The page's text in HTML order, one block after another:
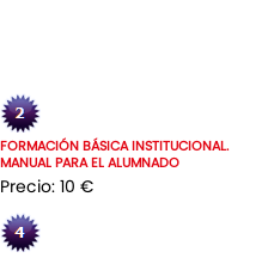
FORMACIÓN BÁSICA INSTITUCIONAL.
MANUAL PARA EL ALUMNADO
Precio: 10 €